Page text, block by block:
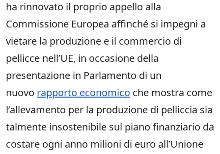
ha rinnovato il proprio appello alla
Commissione Europea affinché si impegni a
vietare la produzione e il commercio di
pellicce nell’UE, in occasione della
presentazione in Parlamento di un
nuovo rapporto economico che mostra come
l’allevamento per la produzione di pelliccia sia
talmente insostenibile sul piano finanziario da
costare ogni anno milioni di euro all’Unione